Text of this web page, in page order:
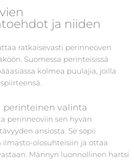
ja niiden
ratkaisevasti perinneoven
Suomessa perinteisissä
kolmea puulajia, joilla
perinteinen valinta
perinneoviin sen hyvän
ansiosta. Se sopii
olosuhteisiin ja ottaa
Männyn luonnollinen hartsi